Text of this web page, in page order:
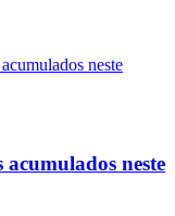
neste